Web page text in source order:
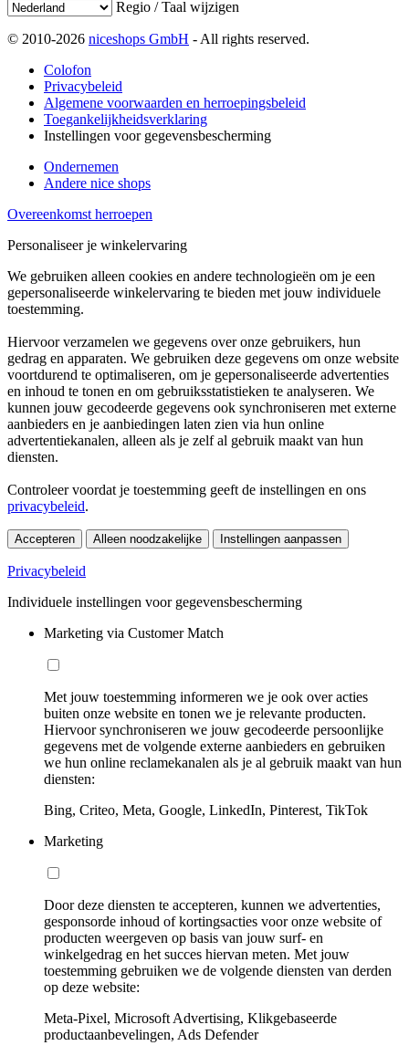
Regio / Taal wijzigen
© 2010-2026 niceshops GmbH - All rights reserved.
Colofon
Privacybeleid
Algemene voorwaarden en herroepingsbeleid
Toegankelijkheidsverklaring
Instellingen voor gegevensbescherming
Ondernemen
Andere nice shops
Overeenkomst herroepen
Personaliseer je winkelervaring
We gebruiken alleen cookies en andere technologieën om je een
gepersonaliseerde winkelervaring te bieden met jouw individuele
toestemming.
Hiervoor verzamelen we gegevens over onze gebruikers, hun
gedrag en apparaten. We gebruiken deze gegevens om onze website
voortdurend te optimaliseren, om je gepersonaliseerde advertenties
en inhoud te tonen en om gebruiksstatistieken te analyseren. We
kunnen jouw gecodeerde gegevens ook synchroniseren met externe
aanbieders en je aanbiedingen laten zien via hun online
advertentiekanalen, alleen als je zelf al gebruik maakt van hun
diensten.
Controleer voordat je toestemming geeft de instellingen en ons
privacybeleid.
Accepteren Alleen noodzakelijke Instellingen aanpassen
Privacybeleid
Individuele instellingen voor gegevensbescherming
Marketing via Customer Match
Met jouw toestemming informeren we je ook over acties
buiten onze website en tonen we je relevante producten.
Hiervoor synchroniseren we jouw gecodeerde persoonlijke
gegevens met de volgende externe aanbieders en gebruiken
we hun online reclamekanalen als je al gebruik maakt van hun
diensten:
Bing, Criteo, Meta, Google, LinkedIn, Pinterest, TikTok
Marketing
Door deze diensten te accepteren, kunnen we advertenties,
gesponsorde inhoud of kortingsacties voor onze website of
producten weergeven op basis van jouw surf- en
winkelgedrag en het succes hiervan meten. Met jouw
toestemming gebruiken we de volgende diensten van derden
op deze website:
Meta-Pixel, Microsoft Advertising, Klikgebaseerde
productaanbevelingen, Ads Defender